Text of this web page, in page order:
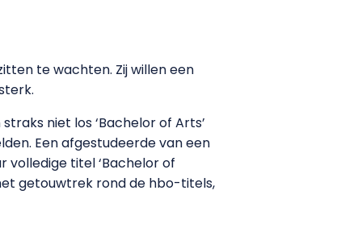
te wachten. Zij willen een
niet los ‘Bachelor of Arts’
Een afgestudeerde van een
volledige titel ‘Bachelor of
getouwtrek rond de hbo-titels,